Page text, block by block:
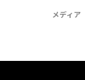
メディア